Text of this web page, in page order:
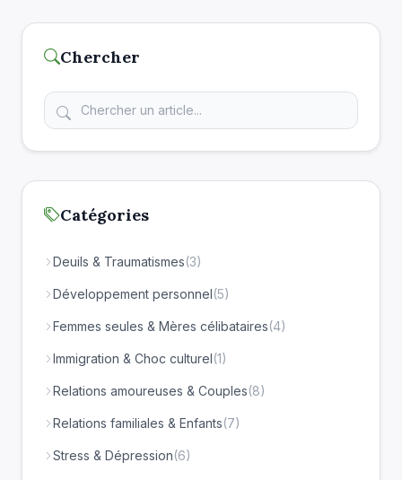
Chercher
Catégories
Deuils & Traumatismes(3)
Développement personnel(5)
Femmes seules & Mères célibataires(4)
Immigration & Choc culturel(1)
Relations amoureuses & Couples(8)
Relations familiales & Enfants(7)
Stress & Dépression(6)